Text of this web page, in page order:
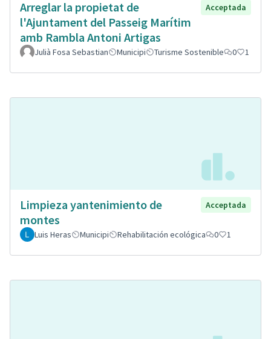
Arreglar la propietat de
l'Ajuntament del Passeig Marítim
amb Rambla Antoni Artigas
Acceptada
Julià Fosa Sebastian Municipi Turisme Sostenible 0 1
Limpieza yantenimiento de
montes
Acceptada
Luis Heras Municipi Rehabilitación ecológica 0 1